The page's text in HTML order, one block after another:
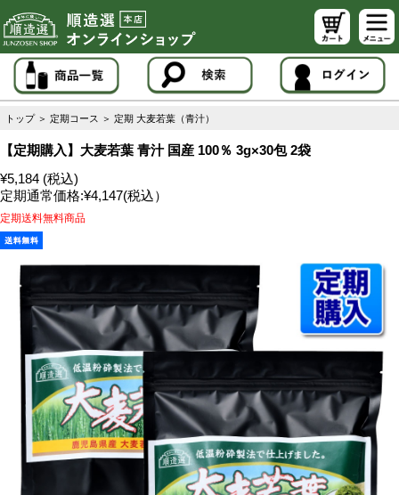
トップ ＞ 定期コース ＞ 定期 大麦若葉（青汁）
【定期購入】大麦若葉 青汁 国産 100％ 3g×30包 2袋
¥5,184 (税込)
定期通常価格:¥4,147(税込）
定期送料無料商品